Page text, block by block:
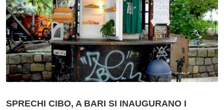
SPRECHI CIBO, A BARI SI INAUGURANO I